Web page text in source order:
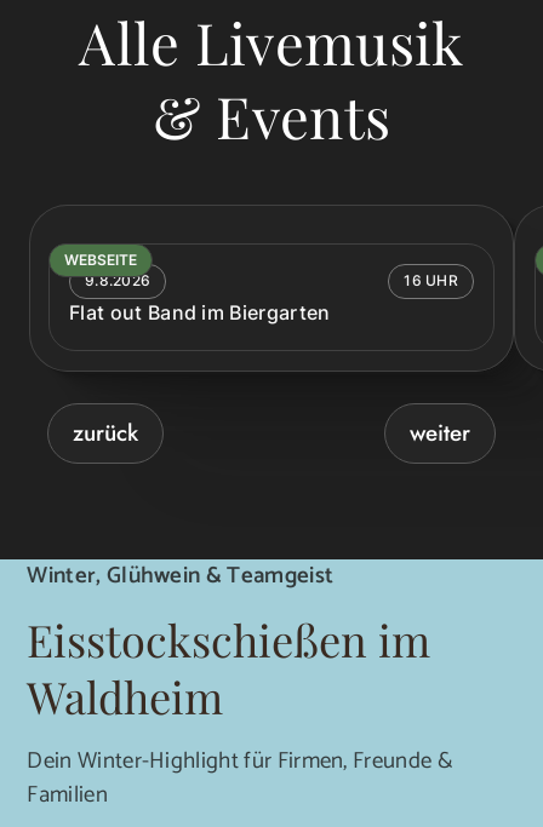
Alle Livemusik
& Events
WEBSEITE
9.8.2026
16 UHR
Flat out Band im Biergarten
zurück weiter
Winter, Glühwein & Teamgeist
Eisstockschießen im
Waldheim
Dein Winter-Highlight für Firmen, Freunde &
Familien